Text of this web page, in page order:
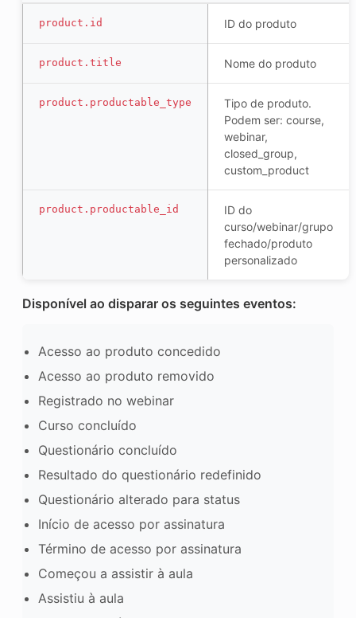
product.id ID do produto
product.title Nome do produto
product.productable_type
Tipo de produto.
Podem ser: course,
webinar,
closed_group,
custom_product
product.productable_id
ID do
curso/webinar/grupo
fechado/produto
personalizado
Disponível ao disparar os seguintes eventos:
Acesso ao produto concedido
Acesso ao produto removido
Registrado no webinar
Curso concluído
Questionário concluído
Resultado do questionário redefinido
Questionário alterado para status
Início de acesso por assinatura
Término de acesso por assinatura
Começou a assistir à aula
Assistiu à aula